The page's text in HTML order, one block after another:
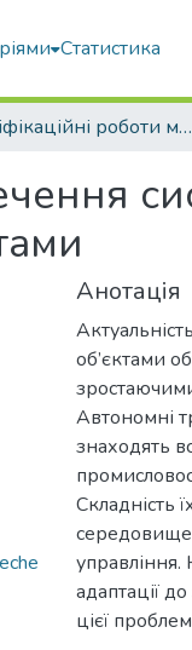
Статистика
Кваліфікаційні роботи магістрів
Анотація
об’єктами
Автономні
знаходять
Складність
управління.
адаптації
цієї